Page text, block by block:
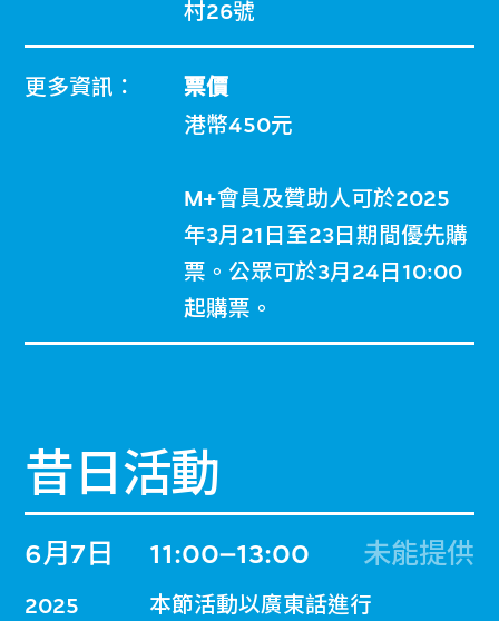
村26號
更多資訊： 票價
港幣450元
M+會員及贊助人可於2025
年3月21日至23日期間優先購
票。公眾可於3月24日10:00
起購票。
昔日活動
6月7日
2025
11:00–13:00 未能提供
本節活動以廣東話進行